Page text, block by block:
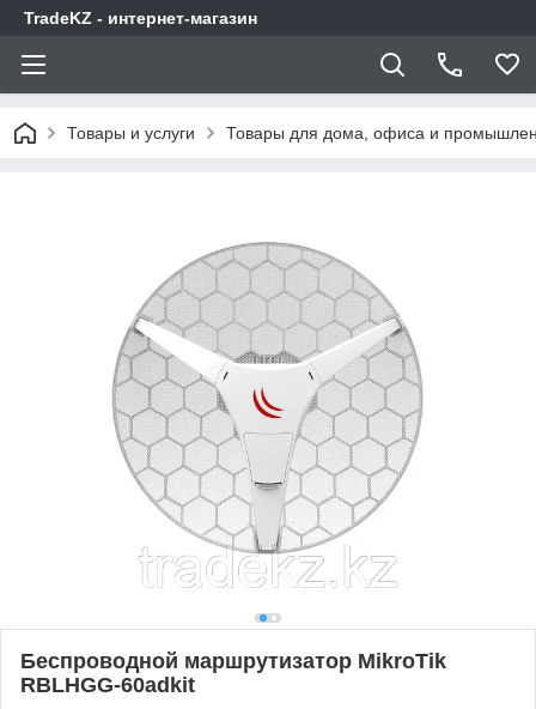
TradeKZ - интернет-магазин
Товары и услуги Товары для дома, офиса и
Беспроводной маршрутизатор MikroTik
RBLHGG-60adkit